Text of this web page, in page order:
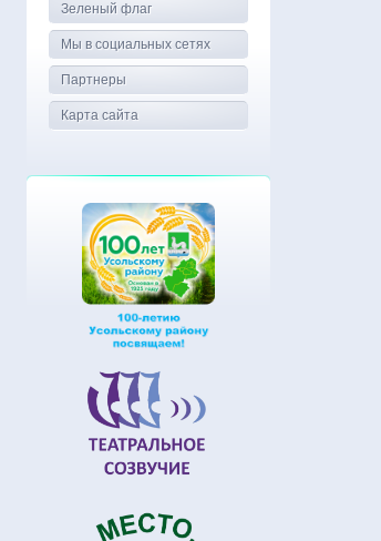
Зеленый флаг
Мы в социальных сетях
Партнеры
Карта сайта